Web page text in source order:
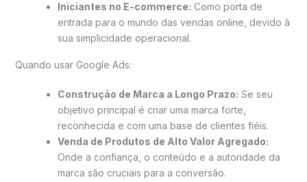
Iniciantes no E-commerce: Como porta de
entrada para o mundo das vendas online, devido à
sua simplicidade operacional.
Quando usar Google Ads:
Construção de Marca a Longo Prazo: Se seu
objetivo principal é criar uma marca forte,
reconhecida e com uma base de clientes fiéis.
Venda de Produtos de Alto Valor Agregado:
Onde a confiança, o conteúdo e a autoridade da
marca são cruciais para a conversão.